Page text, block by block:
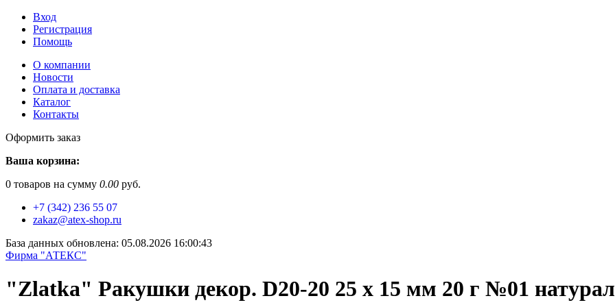
Вход
Регистрация
Помощь
О компании
Новости
Оплата и доставка
Каталог
Контакты
Оформить заказ
Ваша корзина:
0 товаров на сумму 0.00 руб.
+7 (342) 236 55 07
zakaz@atex-shop.ru
База данных обновлена: 05.08.2026 16:00:43
Фирма "АТЕКС"
"Zlatka" Ракушки декор. D20-20 25 x 15 мм 20 г №01